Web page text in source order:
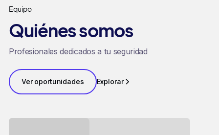
Equipo
Quiénes somos
Profesionales dedicados a tu seguridad
Ver oportunidades Explorar